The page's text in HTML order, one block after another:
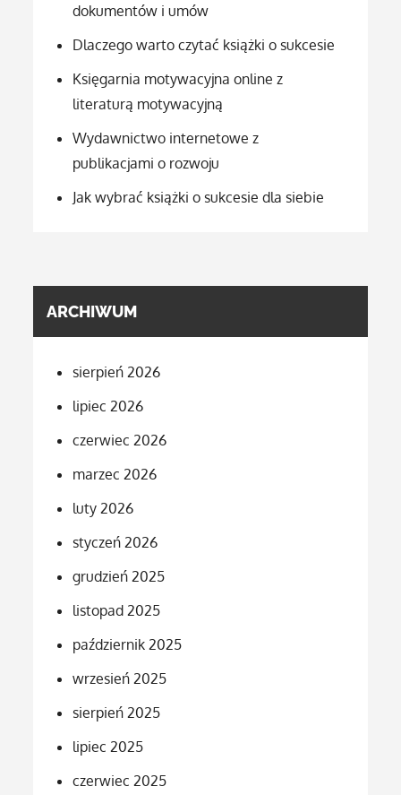
dokumentów i umów
Dlaczego warto czytać książki o sukcesie
Księgarnia motywacyjna online z
literaturą motywacyjną
Wydawnictwo internetowe z
publikacjami o rozwoju
Jak wybrać książki o sukcesie dla siebie
ARCHIWUM
sierpień 2026
lipiec 2026
czerwiec 2026
marzec 2026
luty 2026
styczeń 2026
grudzień 2025
listopad 2025
październik 2025
wrzesień 2025
sierpień 2025
lipiec 2025
czerwiec 2025